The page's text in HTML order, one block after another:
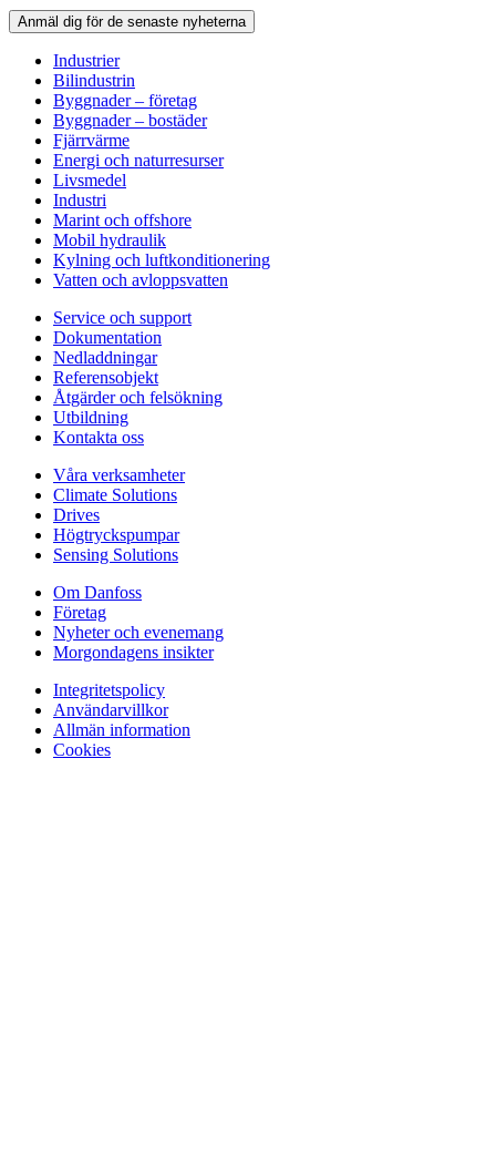
Anmäl dig för de senaste nyheterna
Industrier
Bilindustrin
Byggnader – företag
Byggnader – bostäder
Fjärrvärme
Energi och naturresurser
Livsmedel
Industri
Marint och offshore
Mobil hydraulik
Kylning och luftkonditionering
Vatten och avloppsvatten
Service och support
Dokumentation
Nedladdningar
Referensobjekt
Åtgärder och felsökning
Utbildning
Kontakta oss
Våra verksamheter
Climate Solutions
Drives
Högtryckspumpar
Sensing Solutions
Om Danfoss
Företag
Nyheter och evenemang
Morgondagens insikter
Integritetspolicy
Användarvillkor
Allmän information
Cookies